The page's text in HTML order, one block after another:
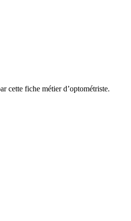
cette fiche métier d’optométriste.